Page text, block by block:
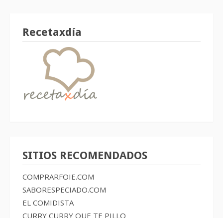
Recetaxdía
SITIOS RECOMENDADOS
COMPRARFOIE.COM
SABORESPECIADO.COM
EL COMIDISTA
CURRY CURRY QUE TE PILLO